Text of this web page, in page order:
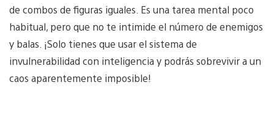
de combos de figuras iguales. Es una tarea mental poco
habitual, pero que no te intimide el número de enemigos
y balas. ¡Solo tienes que usar el sistema de
invulnerabilidad con inteligencia y podrás sobrevivir a un
caos aparentemente imposible!